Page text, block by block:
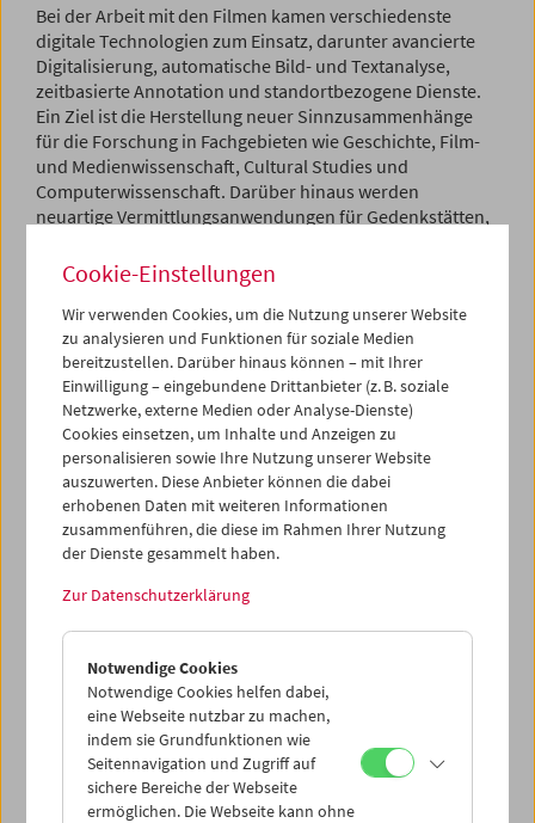
Bei der Arbeit mit den Filmen kamen verschiedenste
digitale Technologien zum Einsatz, darunter avancierte
Digitalisierung, automatische Bild- und Textanalyse,
zeitbasierte Annotation und standortbezogene Dienste.
Ein Ziel ist die Herstellung neuer Sinnzusammenhänge
für die Forschung in Fachgebieten wie Geschichte, Film-
und Medienwissenschaft, Cultural Studies und
Computerwissenschaft. Darüber hinaus werden
neuartige Vermittlungsanwendungen für Gedenkstätten,
Gedenkstätten waren als Partner direkt am Konsortium
beteiligt: die KZ-Gedenkstätte Dachau, die KZ-
Gedenkstätte Mauthausen und die Gedenkstätte Bergen-
Belsen.
Projektkonsortium
Ludwig Boltzmann Institute for Digital History (Ludwig
Boltzmann Gesellschaft) (AT), Austrian Film Museum (AT),
TU Wien (AT), Justus Liebig University Giessen (DE), The
Hebrew University of Jerusalem (IL), University of Bremen
(DE), Center for Russian, Central European and Caucasian
Studies (Centre National de la Recherche Scientifique)
(FR), Dachau Concentration Camp Memorial Site (Stiftung
Bayerische Gedenkstätten) (DE), Bergen-Belsen Memorial
Mauthausen Memorial (AT), Deutsches Filminstitut &
Filmmuseum (DE), max.recall information systems GmbH
Assoziierte Partner
National Archives and Records Administration (USA),
United States Holocaust Memorial Museum (USA), Fritz
Bauer Institut (DE)
Cookie-Einstellungen
Wir verwenden Cookies, um die Nutzung unserer Website
zu analysieren und Funktionen für soziale Medien
bereitzustellen. Darüber hinaus können – mit Ihrer
Einwilligung – eingebundene Drittanbieter (z. B. soziale
Netzwerke, externe Medien oder Analyse-Dienste)
Cookies einsetzen, um Inhalte und Anzeigen zu
personalisieren sowie Ihre Nutzung unserer Website
auszuwerten. Diese Anbieter können die dabei
erhobenen Daten mit weiteren Informationen
zusammenführen, die diese im Rahmen Ihrer Nutzung
der Dienste gesammelt haben.
Zur Datenschutzerklärung
Notwendige Cookies
Notwendige Cookies helfen dabei,
eine Webseite nutzbar zu machen,
indem sie Grundfunktionen wie
Seitennavigation und Zugriff auf
sichere Bereiche der Webseite
ermöglichen. Die Webseite kann ohne